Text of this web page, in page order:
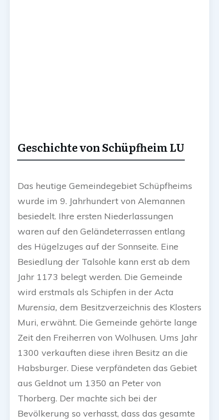
Geschichte von Schüpfheim LU
Das heutige Gemeindegebiet Schüpfheims
wurde im 9. Jahrhundert von Alemannen
besiedelt. Ihre ersten Niederlassungen
waren auf den Geländeterrassen entlang
des Hügelzuges auf der Sonnseite. Eine
Besiedlung der Talsohle kann erst ab dem
Jahr 1173 belegt werden. Die Gemeinde
wird erstmals als Schipfen in der Acta
Murensia, dem Besitzverzeichnis des Klosters
Muri, erwähnt. Die Gemeinde gehörte lange
Zeit den Freiherren von Wolhusen. Ums Jahr
1300 verkauften diese ihren Besitz an die
Habsburger. Diese verpfändeten das Gebiet
aus Geldnot um 1350 an Peter von
Thorberg. Der machte sich bei der
Bevölkerung so verhasst, dass das gesamte